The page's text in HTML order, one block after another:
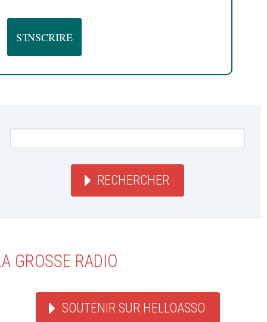
RECHERCHER
GROSSE RADIO
SOUTENIR SUR HELLOASSO